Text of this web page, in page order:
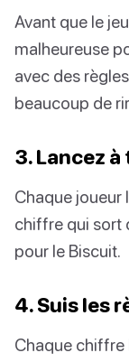
Avant que le
malheureuse
avec des
beaucoup de
3. Lancez
Chaque joueur
chiffre qui sort
pour le Biscuit.
4. Suis les
Chaque